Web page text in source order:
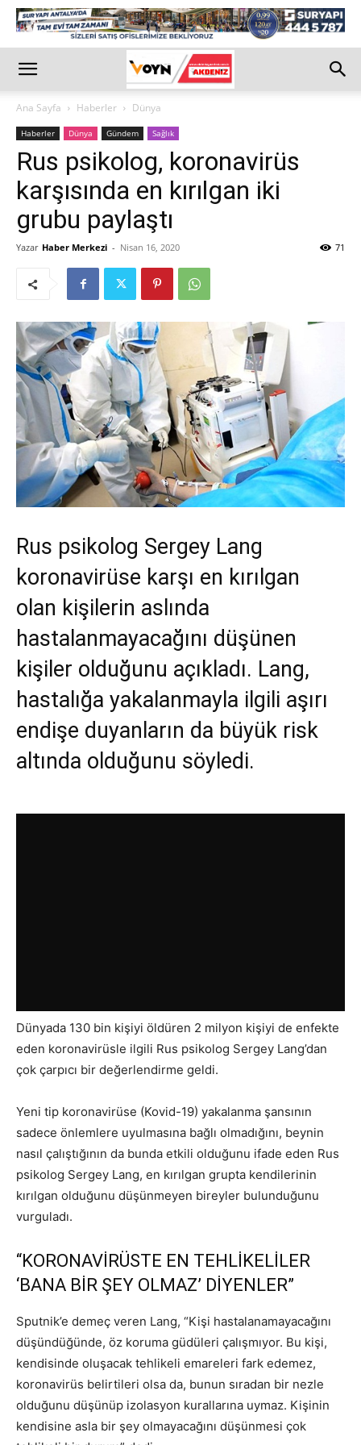
Ana Sayfa Haberler Dünya
Haberler Dünya Gündem Sağlık
Rus psikolog, koronavirüs
karşısında en kırılgan iki
grubu paylaştı
Yazar Haber Merkezi - Nisan 16, 2020 71
Rus psikolog Sergey Lang
koronavirüse karşı en kırılgan
olan kişilerin aslında
hastalanmayacağını düşünen
kişiler olduğunu açıkladı. Lang,
hastalığa yakalanmayla ilgili aşırı
endişe duyanların da büyük risk
altında olduğunu söyledi.
Dünyada 130 bin kişiyi öldüren 2 milyon kişiyi de enfekte
eden koronavirüsle ilgili Rus psikolog Sergey Lang’dan
çok çarpıcı bir değerlendirme geldi.
Yeni tip koronavirüse (Kovid-19) yakalanma şansının
sadece önlemlere uyulmasına bağlı olmadığını, beynin
nasıl çalıştığının da bunda etkili olduğunu ifade eden Rus
psikolog Sergey Lang, en kırılgan grupta kendilerinin
kırılgan olduğunu düşünmeyen bireyler bulunduğunu
vurguladı.
“KORONAVİRÜSTE EN TEHLİKELİLER
‘BANA BİR ŞEY OLMAZ’ DİYENLER”
Sputnik’e demeç veren Lang, “Kişi hastalanamayacağını
düşündüğünde, öz koruma güdüleri çalışmıyor. Bu kişi,
kendisinde oluşacak tehlikeli emareleri fark edemez,
koronavirüs belirtileri olsa da, bunun sıradan bir nezle
olduğunu düşünüp izolasyon kurallarına uymaz. Kişinin
kendisine asla bir şey olmayacağını düşünmesi çok